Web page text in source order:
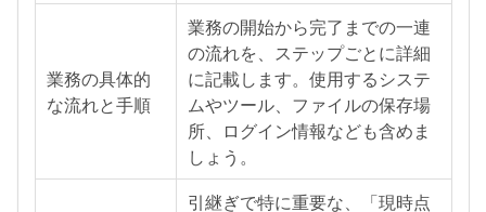
業務の具体的
な流れと手順
業務の開始から完了までの一連
の流れを、ステップごとに詳細
に記載します。使用するシステ
ムやツール、ファイルの保存場
所、ログイン情報なども含めま
しょう。
引継ぎで特に重要な、「現時点